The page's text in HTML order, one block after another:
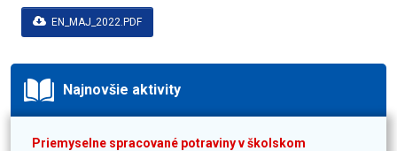
EN_MAJ_2022.PDF
Najnovšie aktivity
Priemyselne spracované potraviny v školskom